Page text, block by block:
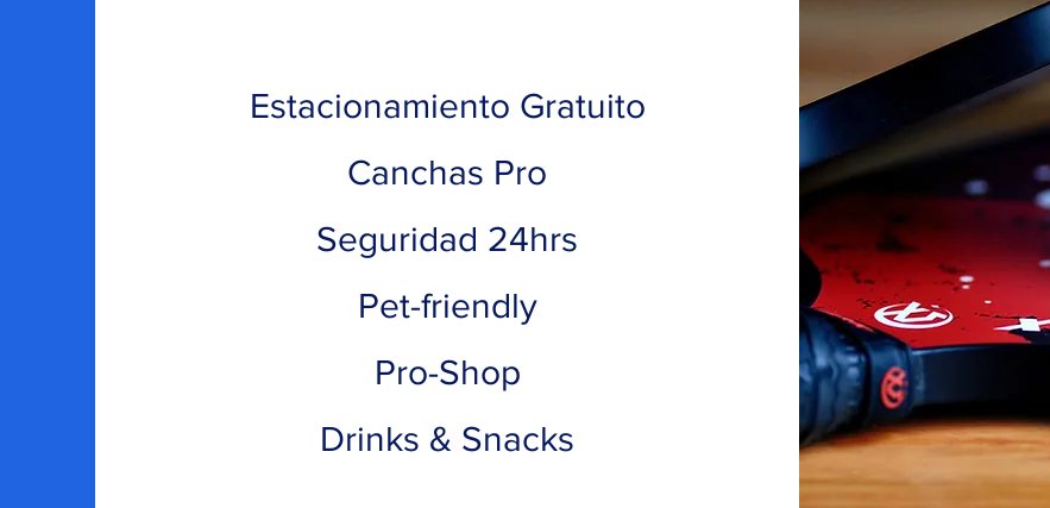
Estacionamiento Gratuito
Canchas Pro
Seguridad 24hrs
Pet-friendly
Pro-Shop
Drinks & Snacks